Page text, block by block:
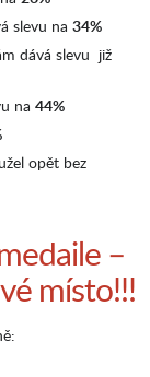
slevu na 34%
dává slevu již
na 44%
opět bez
–
místo!!!